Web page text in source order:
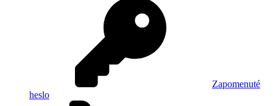
Zapomenuté
heslo